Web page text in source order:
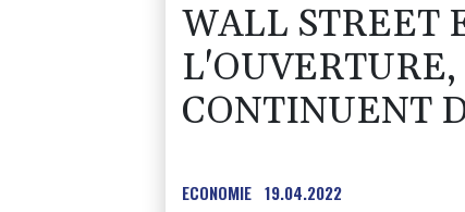
WALL STREET
CONTINUENT
ECONOMIE 19.04.2022